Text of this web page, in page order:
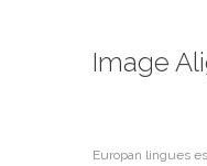
Image
Europan lingues